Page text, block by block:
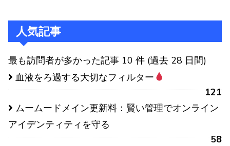
人気記事
最も訪問者が多かった記事 10 件 (過去 28 日間)
血液をろ過する大切なフィルター
121
ムームードメイン更新料：賢い管理でオンライン
アイデンティティを守る
58